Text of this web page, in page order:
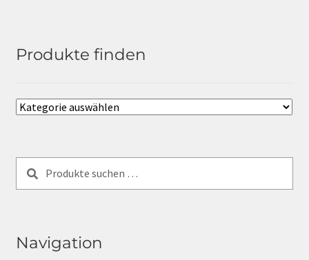
Produkte finden
nach:
Navigation